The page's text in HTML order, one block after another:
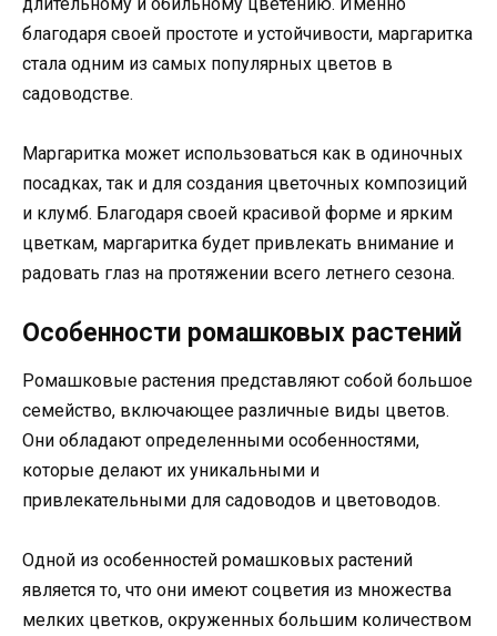
благодаря своей простоте и устойчивости, маргаритка
стала одним из самых популярных цветов в
садоводстве.
Маргаритка может использоваться как в одиночных
посадках, так и для создания цветочных композиций
и клумб. Благодаря своей красивой форме и ярким
цветкам, маргаритка будет привлекать внимание и
радовать глаз на протяжении всего летнего сезона.
Особенности ромашковых растений
Ромашковые растения представляют собой большое
семейство, включающее различные виды цветов.
Они обладают определенными особенностями,
которые делают их уникальными и
привлекательными для садоводов и цветоводов.
Одной из особенностей ромашковых растений
является то, что они имеют соцветия из множества
мелких цветков, окруженных большим количеством